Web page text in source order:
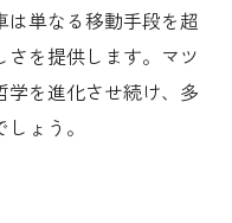
は単なる移動手段を超
さを提供します。マツ
学を進化させ続け、多
ょう。